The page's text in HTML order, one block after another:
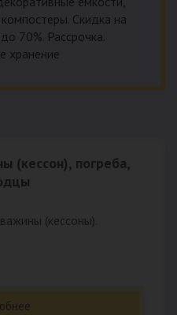
Скидка на
70%. Рассрочка.
хранение
(кессон), погреба,
(кессоны).